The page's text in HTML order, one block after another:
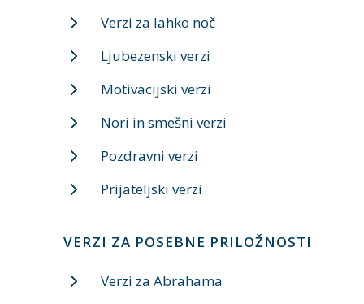
Verzi za lahko noč
Ljubezenski verzi
Motivacijski verzi
Nori in smešni verzi
Pozdravni verzi
Prijateljski verzi
VERZI ZA POSEBNE PRILOŽNOSTI
Verzi za Abrahama